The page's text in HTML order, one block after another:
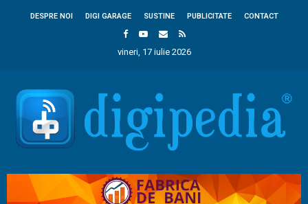
DESPRE NOI DIGI GARAGE SUSTINE PUBLICITATE CONTACT
vineri, 17 iulie 2026